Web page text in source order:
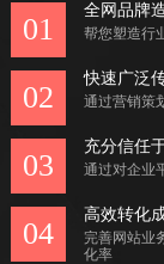
01
全网品牌
帮您塑造行
02
快速广泛
通过营销策
03
充分信任
通过对企业
04
高效转化
完善网站业
化率